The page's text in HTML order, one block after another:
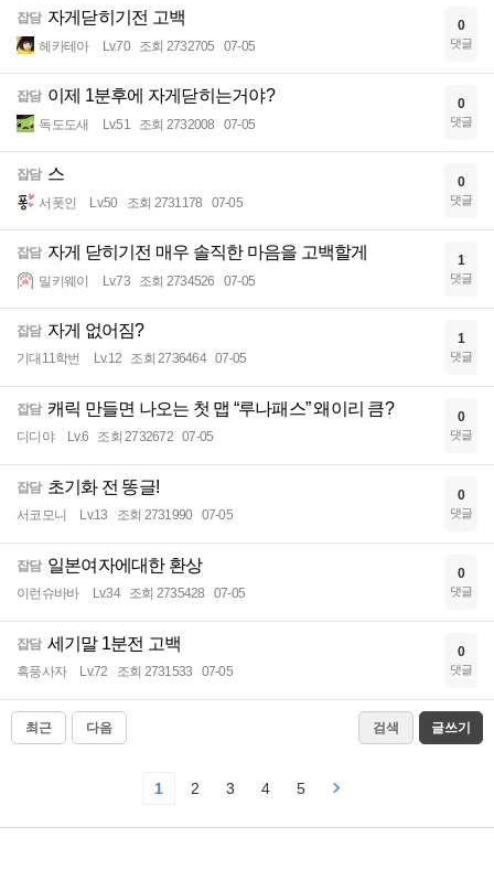
잡담 자게닫히기전 고백
헤카테아 Lv.70 조회 2732705 07-05
0
댓글
잡담 이제 1분후에 자게닫히는거야?
독도도새 Lv.51 조회 2732008 07-05
0
댓글
잡담 스
서폿인 Lv.50 조회 2731178 07-05
0
댓글
잡담 자게 닫히기전 매우 솔직한 마음을 고백할게
밀키웨이 Lv.73 조회 2734526 07-05
1
댓글
잡담 자게 없어짐?
기대11학번 Lv.12 조회 2736464 07-05
1
댓글
잡담 캐릭 만들면 나오는 첫 맵 “루나패스” 왜이리 큼?
디디야 Lv.6 조회 2732672 07-05
0
댓글
잡담 초기화 전 똥글!
서코모니 Lv.13 조회 2731990 07-05
0
댓글
잡담 일본여자에대한 환상
이런슈바바 Lv.34 조회 2735428 07-05
0
댓글
잡담 세기말 1분전 고백
흑풍사자 Lv.72 조회 2731533 07-05
0
댓글
최근 다음 검색 글쓰기
1 2 3 4 5